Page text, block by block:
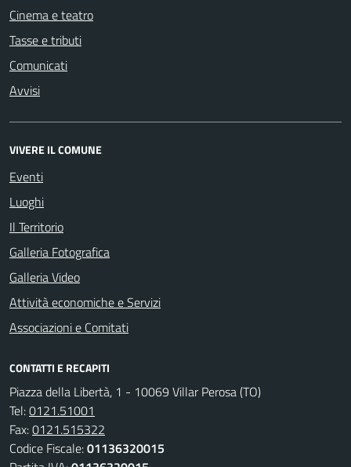
Cinema e teatro
Tasse e tributi
Comunicati
Avvisi
VIVERE IL COMUNE
Eventi
Luoghi
Il Territorio
Galleria Fotografica
Galleria Video
Attività economiche e Servizi
Associazioni e Comitati
CONTATTI E RECAPITI
Piazza della Libertà, 1 - 10069 Villar Perosa (TO)
Tel:0121.51001
Fax:0121.515322
Codice Fiscale:01136320015